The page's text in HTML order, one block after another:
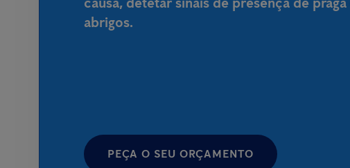
abrigos.
PEÇA O SEU ORÇAMENTO